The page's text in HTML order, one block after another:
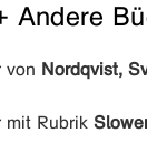
Andere
von Nordqvist,
mit Rubrik